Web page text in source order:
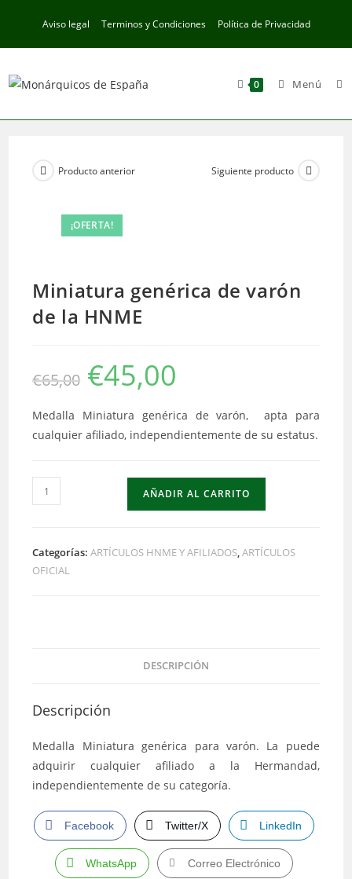
contenido
Aviso legal Terminos y Condiciones Política de Privacidad
0 Menú
¡OFERTA!
Producto anterior Siguiente producto
Miniatura genérica de varón
de la HNME
€65,00
El
precio
original
€65,00.
€45,00
€45,00.
Medalla Miniatura genérica de varón, apta para
cualquier afiliado, independientemente de su estatus.
Miniatura
genérica
de
AÑADIR AL CARRITO
Categorías:ARTÍCULOS HNME Y AFILIADOS,ARTÍCULOS
OFICIAL
DESCRIPCIÓN
Descripción
Medalla Miniatura genérica para varón. La puede
adquirir cualquier afiliado a la Hermandad,
independientemente de su categoría.
Facebook Twitter/X LinkedIn
WhatsApp Correo Electrónico